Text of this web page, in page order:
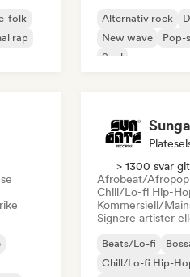
folk
rap
Alternativ rock
New wave
Pop-
Soul
> 1300 svar
Afrobeat/Afropop
Chill/Lo-fi Hip-
Kommersiell/
Signere artister
Beats/Lo-fi
Chill/Lo-fi Hip-